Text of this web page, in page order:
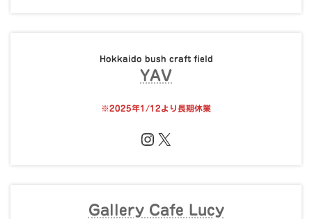
Hokkaido bush craft field
YAV
※2025年1/12より長期休業
Instagram
X
Gallery Cafe Lucy